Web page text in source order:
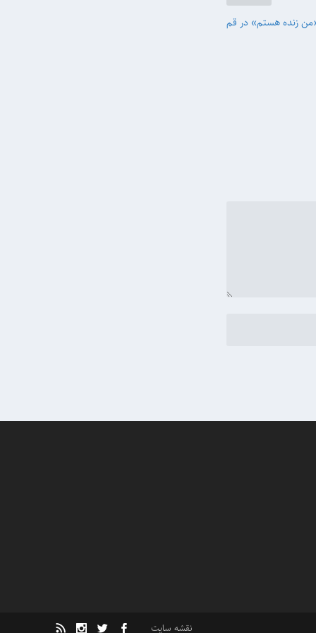
زنده هستم» در قم
نقشه سایت